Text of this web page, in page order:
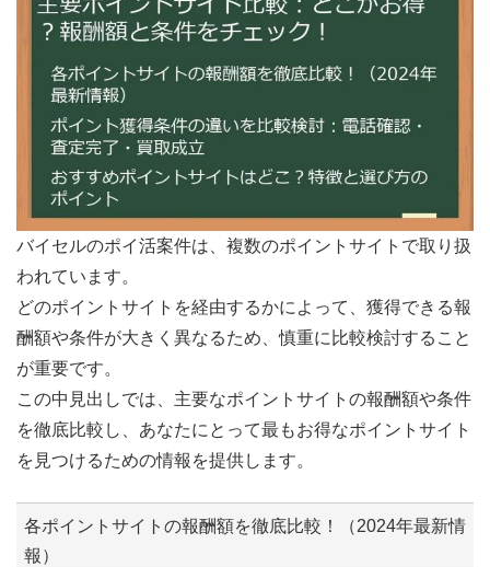
バイセルのポイ活案件は、複数のポイントサイトで取り扱
われています。
どのポイントサイトを経由するかによって、獲得できる報
酬額や条件が大きく異なるため、慎重に比較検討すること
が重要です。
この中見出しでは、主要なポイントサイトの報酬額や条件
を徹底比較し、あなたにとって最もお得なポイントサイト
を見つけるための情報を提供します。
各ポイントサイトの報酬額を徹底比較！（2024年最新情
報）